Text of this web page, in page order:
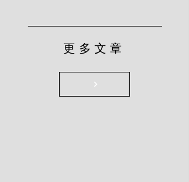
更多文章